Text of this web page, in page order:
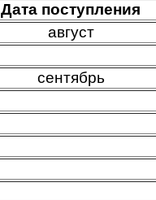
Дата поступления
август
сентябрь